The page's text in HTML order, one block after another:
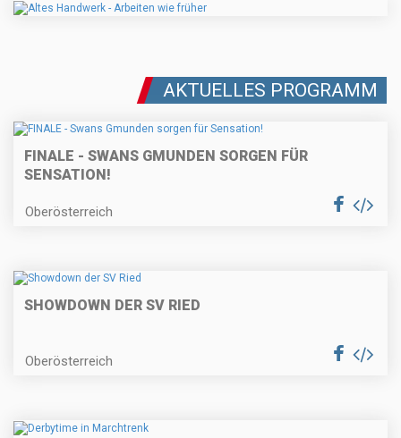
AKTUELLES PROGRAMM
FINALE - SWANS GMUNDEN SORGEN FÜR
SENSATION!
Oberösterreich
SHOWDOWN DER SV RIED
Oberösterreich